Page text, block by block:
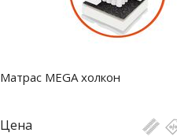
Матрас MEGA холкон
Цена